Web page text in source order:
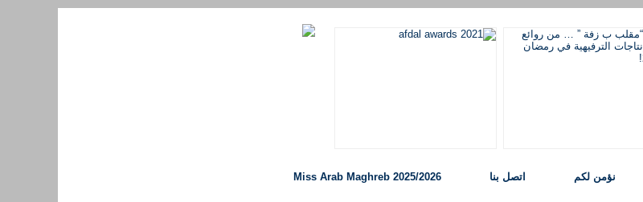
نؤمن لكم اتصل بنا Miss Arab Maghreb 2025/2026